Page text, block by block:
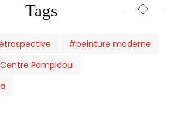
Tags
#peinture moderne
Pompidou